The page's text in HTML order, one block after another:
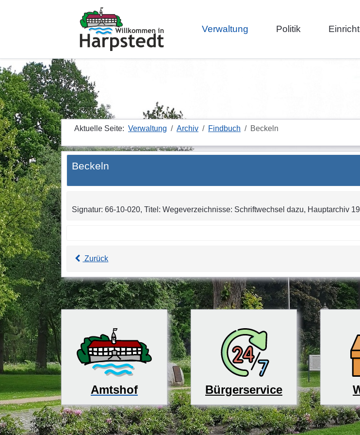
Verwaltung Politik
Aktuelle Seite: Verwaltung Archiv Findbuch Beckeln
Beckeln
Signatur: 66-10-020, Titel: Wegeverzeichnisse: Schriftwechsel dazu, Hauptarchiv
Zurück
Amtshof Bürgerservice